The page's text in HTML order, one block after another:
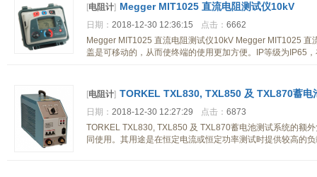
[电阻计] Megger MIT1025 直流电阻测试仪10kV
日期： 2018-12-30 12:36:15 点击： 6662
Megger MIT1025 直流电阻测试仪10kV Megger MIT1025
盖是可移动的，从而使终端的使用更加方便。IP等级为IP65
[电阻计] TORKEL TXL830, TXL850 及 TXL870蓄电
日期： 2018-12-30 12:27:29 点击： 6873
TORKEL TXL830, TXL850 及 TXL870蓄电池测试系统的额
同使用。其用途是在恒定电流或恒定功率测试时提供较高的